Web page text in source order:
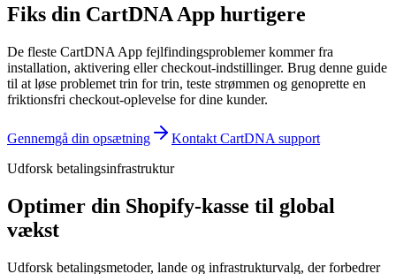
Fiks din CartDNA App hurtigere
De fleste CartDNA App fejlfindingsproblemer kommer fra
installation, aktivering eller checkout-indstillinger. Brug denne guide
til at løse problemet trin for trin, teste strømmen og genoprette en
friktionsfri checkout-oplevelse for dine kunder.
Gennemgå din opsætning
Kontakt CartDNA support
Udforsk betalingsinfrastruktur
Optimer din Shopify-kasse til global
vækst
Udforsk betalingsmetoder, lande og infrastrukturvalg, der forbedrer